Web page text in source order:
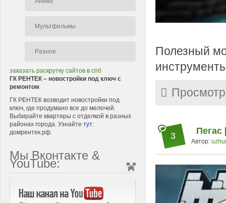
Мультфильмы
Разное
заказать раскрутку сайтов в спб
ГК РЕНТЕК – новостройки под ключ с
ремонтом
ГК РЕНТЕК возводит новостройки под
ключ, где продумано все до мелочей.
Выбирайте квартиры с отделкой в разных
районах города. Узнайте тут:
домрентек.рф.
Мы Вконтакте &
YouTube:
Полезный
3 Пегас
Автор: